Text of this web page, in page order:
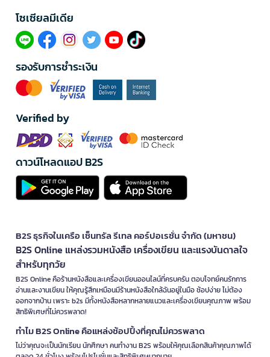
โซเซียลมีเดีย​
รองรับการชำระเงิน
Verified by
ดาวน์โหลดแอป B2S
B2S ธุรกิจในเครือ เซ็นทรัล รีเทล คอร์ปอเรชั่น จำกัด (มหาชน)
B2S Online แหล่งรวมหนังสือ เครื่องเขียน และแรงบันดาลใจ
สำหรับทุกวัย
B2S Online คือร้านหนังสือและเครื่องเขียนออนไลน์ที่ครบครัน ตอบโจทย์คนรักการ
อ่านและงานเขียน ให้คุณรู้สึกเหมือนมีร้านหนังสือใกล้ฉันอยู่ในมือ ช้อปง่าย ไม่ต้อง
ออกจากบ้าน เพราะ b2s มีทั้งหนังสือหลากหลายแนวและเครื่องเขียนคุณภาพ พร้อม
สิทธิพิเศษที่ไม่ควรพลาด!
ทำไม B2S Online คือแหล่งช้อปปิ้งที่คุณไม่ควรพลาด
ไม่ว่าคุณจะเป็นนักเรียน นักศึกษา คนทำงาน B2S พร้อมให้คุณเลือกสินค้าคุณภาพได้